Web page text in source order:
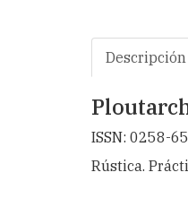
Descripción
ISSN: 0258-
Rústica.